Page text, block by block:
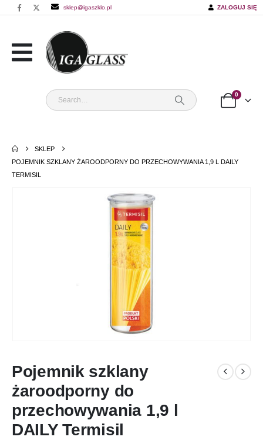
sklep@igaszklo.pl ZALOGUJ SIĘ
0
SKLEP
POJEMNIK SZKLANY ŻAROODPORNY DO PRZECHOWYWANIA 1,9 L DAILY
TERMISIL
Pojemnik szklany
żaroodporny do
przechowywania 1,9 l
DAILY Termisil